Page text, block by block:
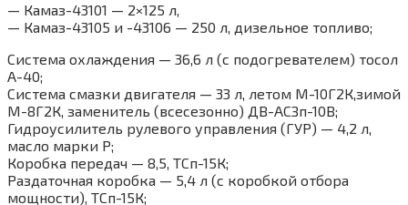
— Камаз-43101 — 2×125 л,
— Камаз-43105 и -43106 — 250 л, дизельное топливо;
Система охлаждения — 36,6 л (с подогревателем) тосол
А-40;
Система смазки двигателя — 33 л, летом М-10Г2К,зимой
М-8Г2К, заменитель (всесезонно) ДВ-АСЗп-10В;
Гидроусилитель рулевого управления (ГУР) — 4,2 л,
масло марки Р;
Коробка передач — 8,5, ТСп-15К;
Раздаточная коробка — 5,4 л (с коробкой отбора
мощности), ТСп-15К;